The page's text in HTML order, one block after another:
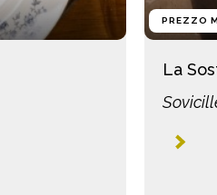
PREZZO
La